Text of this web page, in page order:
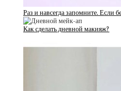
Раз и навсегда запомните. Если
Как сделать дневной макияж?